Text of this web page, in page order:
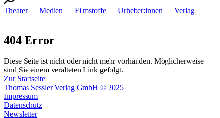
Theater Medien Filmstoffe Urheber:innen Verlag
404 Error
Diese Seite ist nicht oder nicht mehr vorhanden. Möglicherweise
sind Sie einem veralteten Link gefolgt.
Zur Startseite
Thomas Sessler Verlag GmbH © 2025
Impressum
Datenschutz
Newsletter